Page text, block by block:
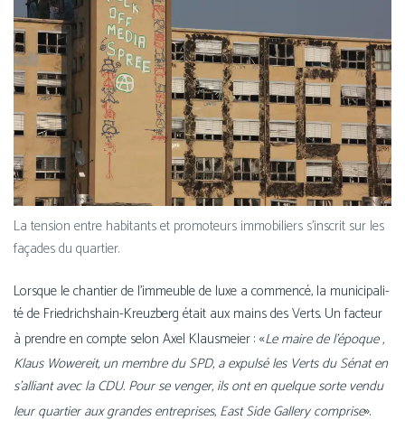
La ten­sion entre habi­tants et pro­mo­teurs immo­bi­liers s’ins­crit sur les
façades du quartier.
Lorsque le chan­tier de l’im­meuble de luxe a com­men­cé, la muni­ci­pa­li­
té de Friedrichshain-Kreuzberg était aux mains des Verts. Un fac­teur
à prendre en compte selon Axel Klausmeier : «Le maire de l’é­poque ,
Klaus Wowereit, un membre du SPD, a expul­sé les Verts du Sénat en
s’al­liant avec la CDU. Pour se ven­ger, ils ont en quelque sorte ven­du
leur quar­tier aux grandes entre­prises, East Side Gallery com­prise».